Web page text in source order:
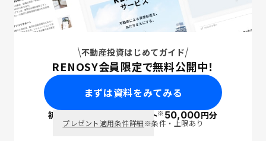
不動産投資はじめてガイド
RENOSY会員限定で無料公開中！
まずは資料をみてみる
初回面談で ポイント※50,000円分
プレゼント適用条件詳細※条件・上限あり